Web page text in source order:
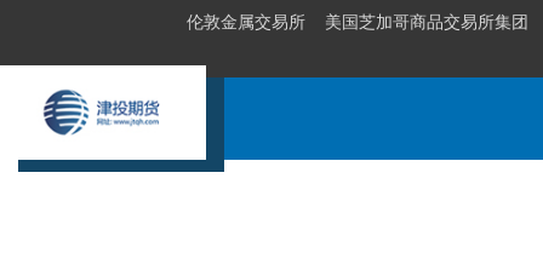
伦敦金属交易所
美国芝加哥商品交易所集团